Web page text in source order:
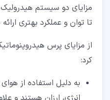
مزایای دو سیستم
تا توان و عملکرد بهتری
از مزایای پرس
کرد:
به دلیل استفاده از